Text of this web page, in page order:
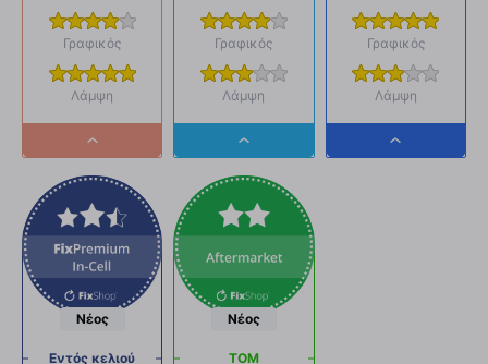
Γραφικός
Λάμψη
Dropdown
button
Γραφικός
Λάμψη
Dropdown
button
Γραφικός
Λάμψη
Dropdown
Νέος
Εντός κελιού
Νέος
ΤΟΜ